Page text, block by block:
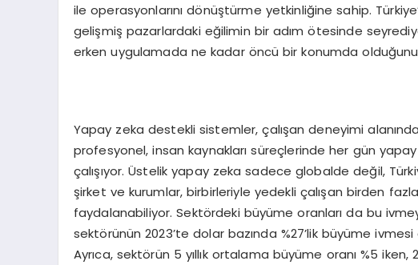
ile operasyonlarını dönüştürme yetkinliğine sahip.
gelişmiş pazarlardaki eğilimin bir adım ötesinde
erken uygulamada ne kadar öncü bir konumda
Yapay zeka destekli sistemler, çalışan deneyimi
profesyonel, insan kaynakları süreçlerinde her gün
çalışıyor. Üstelik yapay zeka sadece globalde değil,
şirket ve kurumlar, birbirleriyle yedekli çalışan birden
faydalanabiliyor. Sektördeki büyüme oranları da bu
sektörünün 2023’te dolar bazında %27’lik büyüme
Ayrıca, sektörün 5 yıllık ortalama büyüme oranı %5 iken,